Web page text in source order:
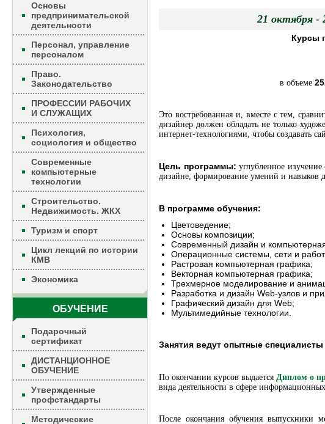
Основы
предпринимательской
деятельности
Персонал, управление
персоналом
Право.
Законодательство
ПРОФЕССИИ РАБОЧИХ
И СЛУЖАЩИХ
Психология,
социология и общество
Современные
компьютерные
технологии
Строительство.
Недвижимость. ЖКХ
Туризм и спорт
Цикл лекций по истории
КМВ
Экономика
ОБУЧЕНИЕ
Подарочный
сертификат
ДИСТАНЦИОННОЕ
ОБУЧЕНИЕ
Утвержденные
профстандарты
Методические
21
Курсы
в объеме
Это востребованная и, вместе с тем,
дизайнер должен обладать не только
интернет-технологиями, чтобы создавать
Цель программы:углубленное
дизайне, формирование умений и навыков
В программе обучения:
Цветоведение;
Основы композиции;
Современный дизайн и
Операционные системы, сети и
Растровая компьютерная графика;
Векторная компьютерная графика;
Трехмерное моделирование и
Разработка и дизайн Web-узлов и
Графический дизайн для Web;
Мультимедийные технологии.
Занятия ведут опытные
По окончании курсов выдается Диплом о
вида деятельности в сфере
После окончания обучения выпускники